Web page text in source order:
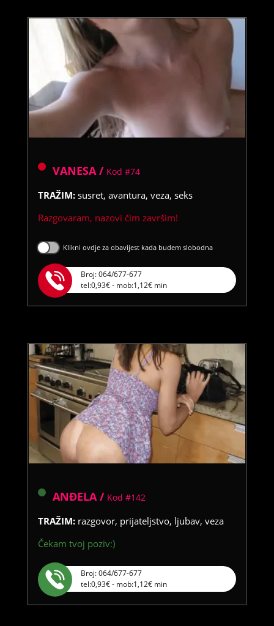
VANESA / Kod #74
TRAŽIM: susret, avantura, veza, seks
Razgovaram, nazovi čim završim!
Klikni ovdje za obavijest kada budem slobodna
Broj: 064/677-677
tel:0,93€ - mob:1,12€ min
ANĐELA / Kod #142
TRAŽIM: razgovor, prijateljstvo, ljubav, veza
Čekam tvoj poziv:)
Broj: 064/677-677
tel:0,93€ - mob:1,12€ min